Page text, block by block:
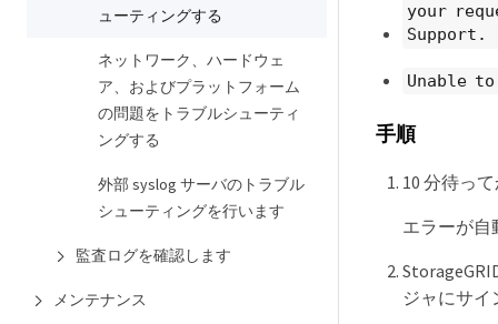
ューティングする
ネットワーク、ハードウェ
ア、およびプラットフォーム
の問題をトラブルシューティ
ングする
外部 syslog サーバのトラブル
シューティングを行います
監査ログを確認します
メンテナンス
your
Support.
Unable
手順
10 分待っ
エラーが自
ジャにサ